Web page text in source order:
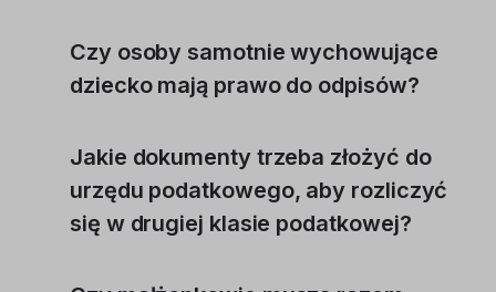
Czy osoby samotnie wychowujące
dziecko mają prawo do odpisów?
Jakie dokumenty trzeba złożyć do
urzędu podatkowego, aby rozliczyć
się w drugiej klasie podatkowej?